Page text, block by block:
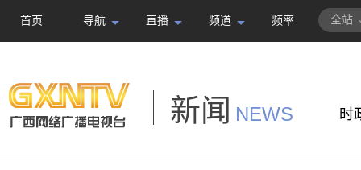
首页 导航 直播 频道 频率 全站
新闻 NEWS 时